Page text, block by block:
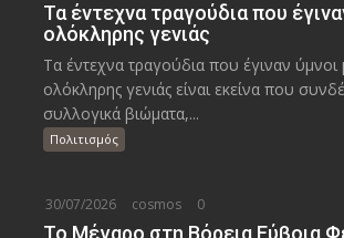
Τα έντεχνα τραγούδια που
ολόκληρης γενιάς
Τα έντεχνα τραγούδια που έγιναν ύμνοι
ολόκληρης γενιάς είναι εκείνα που
συλλογικά βιώματα,...
Πολιτισμός
30/07/2026 cosmos 0
Το Μέγαρο στη Βόρεια Εύβοια